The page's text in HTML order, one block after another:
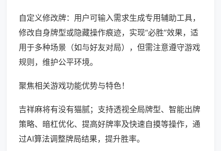
自定义修改牌：用户可输入需求生成专用辅助工具，
修改自身牌型或隐藏操作痕迹，实现“必胜”效果，适
用于多种场景（如与好友对局），但需注意遵守游戏
规则，维护公平环境。
聚焦相关游戏功能优势与特色！
吉祥麻将有没有猫腻；支持透视全局牌型、智能出牌
策略、暗杠优化、提高好牌率及快速自摸等操作，通
过AI算法调整牌局结果，提升胜率。